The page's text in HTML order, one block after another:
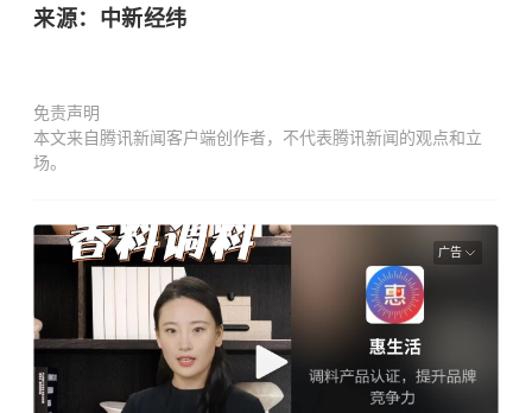
来源：中新经纬
免责声明
本文来自腾讯新闻客户端创作者，不代表腾讯新闻的观点和立
场。
广告